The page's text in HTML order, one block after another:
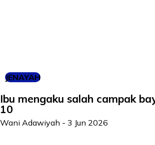
JENAYAH
Ibu mengaku salah campak
10
Wani Adawiyah - 3 Jun 2026